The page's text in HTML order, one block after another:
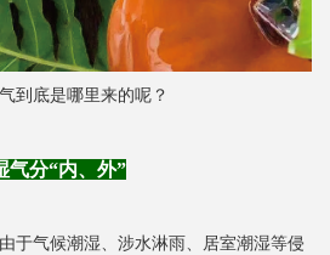
到底是哪里来的呢？
气分“内、外”
于气候潮湿、涉水淋雨、居室潮湿等侵